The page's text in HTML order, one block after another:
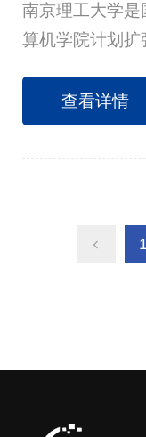
南京理工大学是
算机学院计划
器虚拟化、防
署环境、让运
查看详情